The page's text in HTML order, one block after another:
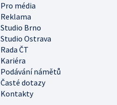
Pro média
Reklama
Studio Brno
Studio Ostrava
Rada ČT
Kariéra
Podávání námětů
Časté dotazy
Kontakty